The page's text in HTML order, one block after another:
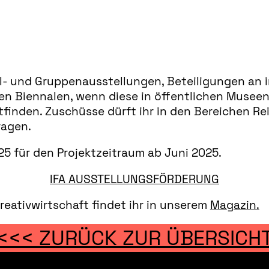
Gruppenausstellungen, Beteiligungen
Biennalen, wenn diese in öffentlichen
Zuschüsse dürft ihr in den Bereichen
für den Projektzeitraum ab Juni 2025.
IFA AUSSTELLUNGSFÖRDERUNG
findet ihr in unserem Magazin.
ZURÜCK ZUR